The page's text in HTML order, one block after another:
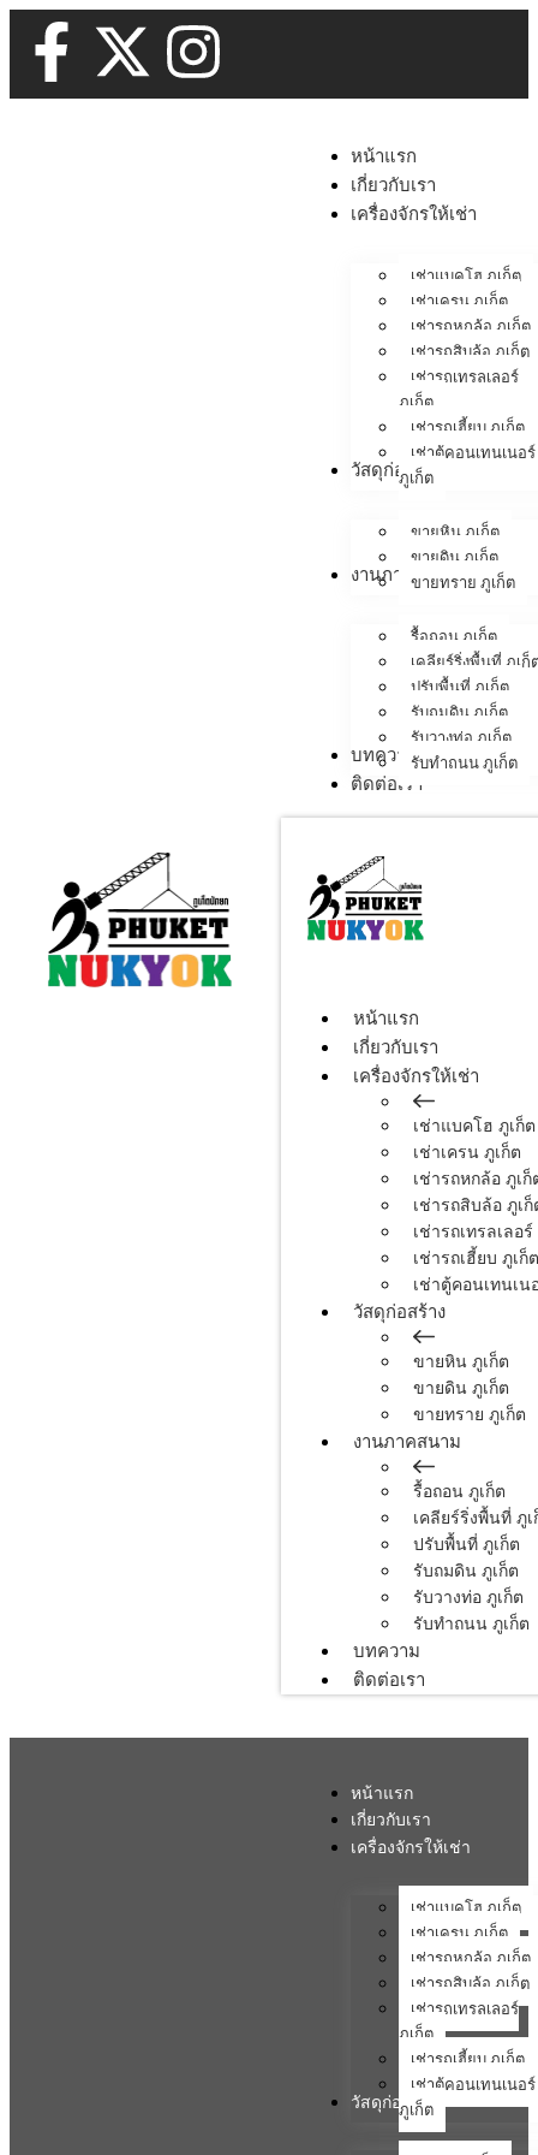
หน้าแรก
เกี่ยวกับเรา
เครื่องจักรให้เช่า
เช่าแบคโฮ ภูเก็ต
เช่าเครน ภูเก็ต
เช่ารถหกล้อ ภูเก็ต
เช่ารถสิบล้อ ภูเก็ต
เช่ารถเทรลเลอร์
ภูเก็ต
เช่ารถเฮี้ยบ ภูเก็ต
เช่าตู้คอนเทนเนอร์
ภูเก็ต
วัสดุก่อสร้าง
ขายหิน ภูเก็ต
ขายดิน ภูเก็ต
ขายทราย ภูเก็ต
งานภาคสนาม
รื้อถอน ภูเก็ต
เคลียร์ริ่งพื้นที่ ภูเก็
ปรับพื้นที่ ภูเก็ต
รับถมดิน ภูเก็ต
รับวางท่อ ภูเก็ต
รับทำถนน ภูเก็ต
บทความ
ติดต่อเรา
หน้าแรก
เกี่ยวกับเรา
เครื่องจักรให้เช่า
เช่าแบคโฮ ภูเก็ต
เช่าเครน ภูเก็ต
เช่ารถหกล้อ ภูเก็
เช่ารถสิบล้อ ภูเ
เช่ารถเทรลเลอ
เช่ารถเฮี้ยบ ภูเก็ต
เช่าตู้คอนเทนเน
วัสดุก่อสร้าง
ขายหิน ภูเก็ต
ขายดิน ภูเก็ต
ขายทราย ภูเก็ต
งานภาคสนาม
รื้อถอน ภูเก็ต
เคลียร์ริ่งพื้นที่ ภู
ปรับพื้นที่ ภูเก็ต
รับถมดิน ภูเก็ต
รับวางท่อ ภูเก็ต
รับทำถนน ภูเก็ต
บทความ
ติดต่อเรา
หน้าแรก
เกี่ยวกับเรา
เครื่องจักรให้เช่า
เช่าแบคโฮ ภูเก็ต
เช่าเครน ภูเก็ต
เช่ารถหกล้อ ภูเก็ต
เช่ารถสิบล้อ ภูเก็ต
เช่ารถเทรลเลอร์
ภูเก็ต
เช่ารถเฮี้ยบ ภูเก็ต
เช่าตู้คอนเทนเนอร์
ภูเก็ต
วัสดุก่อสร้าง